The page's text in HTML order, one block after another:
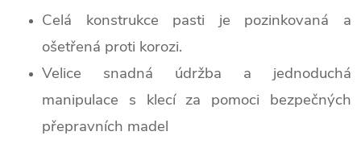
Celá konstrukce pasti je pozinkovaná a
ošetřená proti korozi.
Velice snadná údržba a jednoduchá
manipulace s klecí za pomoci bezpečných
přepravních madel